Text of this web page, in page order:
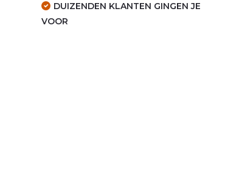
DUIZENDEN KLANTEN GINGEN JE
VOOR